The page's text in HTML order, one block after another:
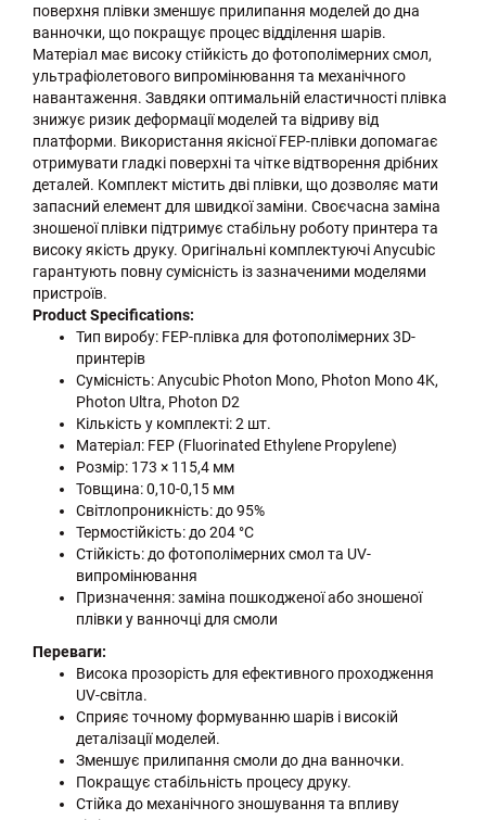
поверхня плівки зменшує прилипання моделей до дна
ванночки, що покращує процес відділення шарів.
Матеріал має високу стійкість до фотополімерних смол,
ультрафіолетового випромінювання та механічного
навантаження. Завдяки оптимальній еластичності плівка
знижує ризик деформації моделей та відриву від
платформи. Використання якісної FEP-плівки допомагає
отримувати гладкі поверхні та чітке відтворення дрібних
деталей. Комплект містить дві плівки, що дозволяє мати
запасний елемент для швидкої заміни. Своєчасна заміна
зношеної плівки підтримує стабільну роботу принтера та
високу якість друку. Оригінальні комплектуючі Anycubic
гарантують повну сумісність із зазначеними моделями
пристроїв.
Product Specifications:
Тип виробу: FEP-плівка для фотополімерних 3D-
принтерів
Сумісність: Anycubic Photon Mono, Photon Mono 4K,
Photon Ultra, Photon D2
Кількість у комплекті: 2 шт.
Матеріал: FEP (Fluorinated Ethylene Propylene)
Розмір: 173 × 115,4 мм
Товщина: 0,10-0,15 мм
Світлопроникність: до 95%
Термостійкість: до 204 °C
Стійкість: до фотополімерних смол та UV-
випромінювання
Призначення: заміна пошкодженої або зношеної
плівки у ванночці для смоли
Переваги:
Висока прозорість для ефективного проходження
UV-світла.
Сприяє точному формуванню шарів і високій
деталізації моделей.
Зменшує прилипання смоли до дна ванночки.
Покращує стабільність процесу друку.
Стійка до механічного зношування та впливу